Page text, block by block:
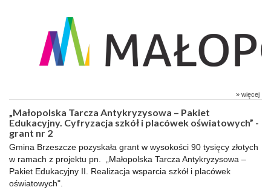
» więcej
„Małopolska Tarcza Antykryzysowa – Pakiet
Edukacyjny. Cyfryzacja szkół i placówek oświatowych” -
grant nr 2
Gmina Brzeszcze pozyskała grant w wysokości 90 tysięcy złotych
w ramach z projektu pn. „Małopolska Tarcza Antykryzysowa –
Pakiet Edukacyjny II. Realizacja wsparcia szkół i placówek
oświatowych".